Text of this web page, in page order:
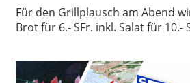
Für den Grillplausch am Abend
Brot für 6.- SFr. inkl. Salat für 10.-